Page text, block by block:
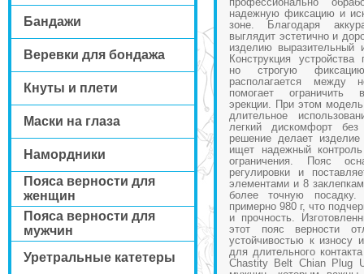
Бандажи
Веревки для бондажа
Кнуты и плети
Маски на глаза
Намордники
Пояса верности для
женщин
Пояса верности для
мужчин
Уретральные катетеры
надежную фиксацию и
зоне. Благодаря
выглядит эстетично и
изделию
Конструкция
но строгую
располагается между
помогает ограничить
эрекции. При этом
длительное
легкий дискомфорт
решение делает
ищет надежный
ограничения. Пояс
регулировки и
элементами и 8
более точную посадку.
примерно 980 г, что
и прочность.
этот пояс верности
устойчивостью к износу
для длительного
Chastity Belt Chian Plug